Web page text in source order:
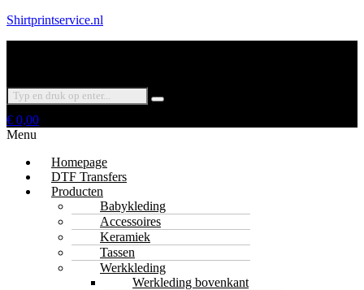
Shirtprintservice.nl
€ 0,00
Menu
Homepage
DTF Transfers
Producten
Babykleding
Accessoires
Keramiek
Tassen
Werkkleding
Werkleding bovenkant